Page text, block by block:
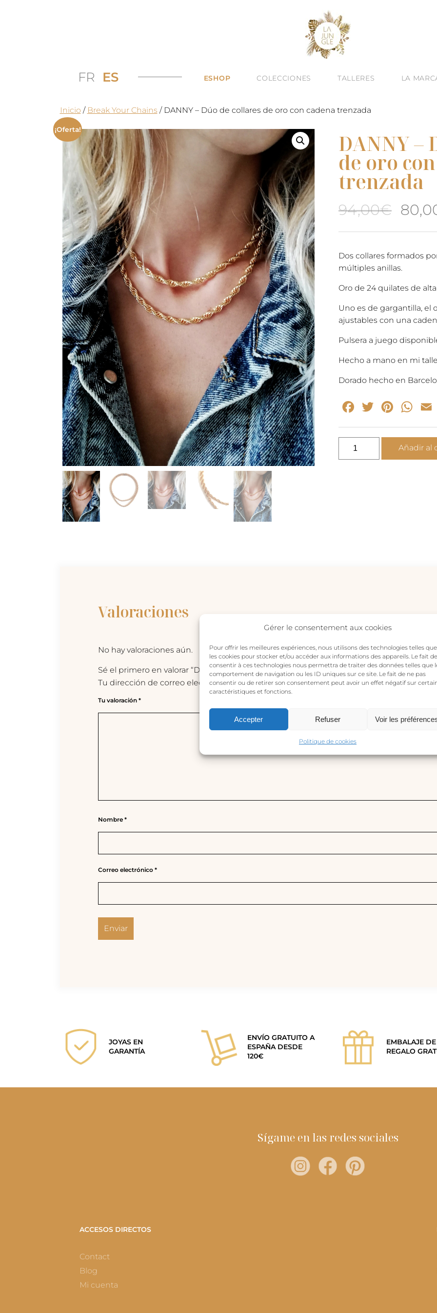
Gérer le consentement aux cookies
Pour offrir les meilleures expériences, nous utilisons des technologies telles que
les cookies pour stocker et/ou accéder aux informations des appareils. Le fait de
consentir à ces technologies nous permettra de traiter des données telles que
comportement de navigation ou les ID uniques sur ce site. Le fait de ne pas
consentir ou de retirer son consentement peut avoir un effet négatif sur
caractéristiques et fonctions.
Accepter Refuser Voir les
Politique de cookies
FR ES ESHOP COLECCIONES TALLERES LA
Inicio / Break Your Chains / DANNY – Dúo de collares de oro con cadena trenzada
¡Oferta!
DANNY –
de oro
trenzada
94,00€ El
Dos collares formados
múltiples anillas.
Oro de 24 quilates de
Uno es de gargantilla, el
ajustables con una
Pulsera a juego
Hecho a mano en mi
Dorado hecho en
Facebook
Twitter
Añadir al
Valoraciones
No hay valoraciones aún.
Sé el primero en valorar “DANNY – Dúo de collares de oro con cadena trenzada”
Tu dirección de correo electrónico no será publicada. Los campos obligatorios están
Tu valoración *
Nombre *
Correo electrónico *
JOYAS EN
GARANTÍA
ENVÍO GRATUITO A
ESPAÑA DESDE
120€
EMBALAJE DE
REGALO
Sígame en las redes sociales
ACCESOS DIRECTOS
Contact
Blog
Mi cuenta